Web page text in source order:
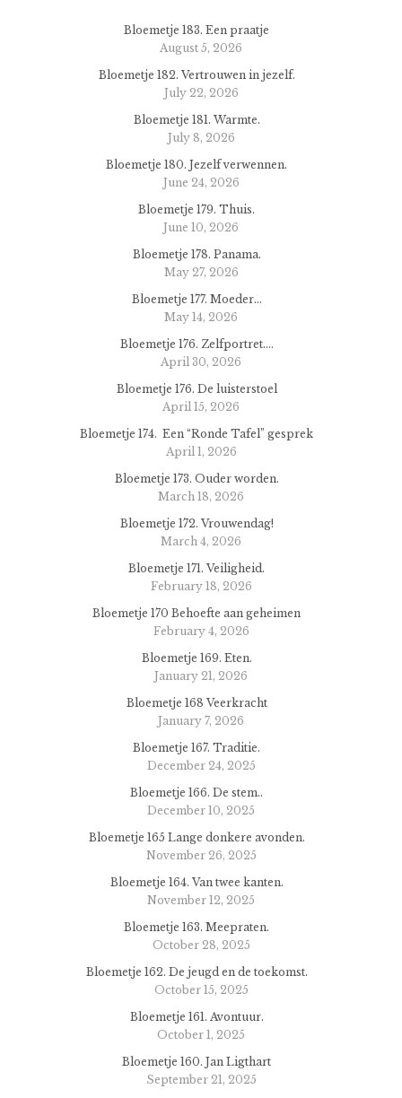
Bloemetje 183. Een praatje
August 5, 2026
Bloemetje 182. Vertrouwen in jezelf.
July 22, 2026
Bloemetje 181. Warmte.
July 8, 2026
Bloemetje 180. Jezelf verwennen.
June 24, 2026
Bloemetje 179. Thuis.
June 10, 2026
Bloemetje 178. Panama.
May 27, 2026
Bloemetje 177. Moeder…
May 14, 2026
Bloemetje 176. Zelfportret….
April 30, 2026
Bloemetje 176. De luisterstoel
April 15, 2026
Bloemetje 174. Een “Ronde Tafel” gesprek
April 1, 2026
Bloemetje 173. Ouder worden.
March 18, 2026
Bloemetje 172. Vrouwendag!
March 4, 2026
Bloemetje 171. Veiligheid.
February 18, 2026
Bloemetje 170 Behoefte aan geheimen
February 4, 2026
Bloemetje 169. Eten.
January 21, 2026
Bloemetje 168 Veerkracht
January 7, 2026
Bloemetje 167. Traditie.
December 24, 2025
Bloemetje 166. De stem..
December 10, 2025
Bloemetje 165 Lange donkere avonden.
November 26, 2025
Bloemetje 164. Van twee kanten.
November 12, 2025
Bloemetje 163. Meepraten.
October 28, 2025
Bloemetje 162. De jeugd en de toekomst.
October 15, 2025
Bloemetje 161. Avontuur.
October 1, 2025
Bloemetje 160. Jan Ligthart
September 21, 2025